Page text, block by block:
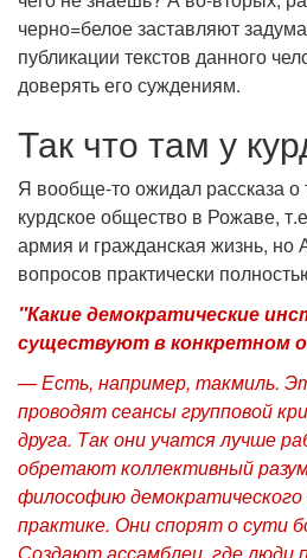
черно=белое заставляют
публикации текстов данного
доверять его суждениям.
Так что там у
Я вообще-то ожидал рассказа о
курдское общество в Рожаве,
армия и гражданская жизнь, но
вопросов практически
"Какие демократические
существуют в конкретном
— Есть, например, такмиль.
проводят сеансы групповой
друга. Так они учатся лучше
обретают коллективный
философию
практике. Они спорят о сути